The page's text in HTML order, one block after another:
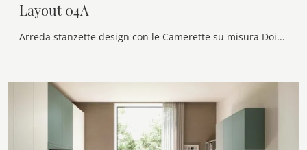
Layout 04A
Arreda stanzette design con le Camerette su misura Doimo Cityline! Il modello Layout 04A in laccato opaco è per ragazzi.